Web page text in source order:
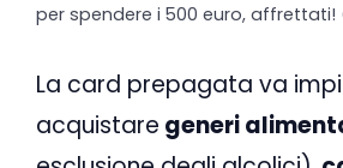
per spendere i 500 euro,
La card prepagata va
acquistare generi